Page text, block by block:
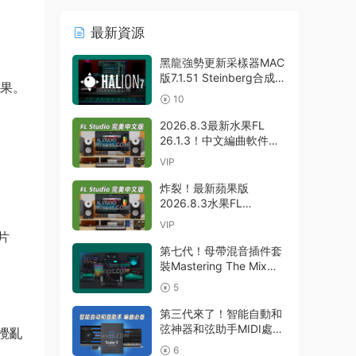
。
亂
最新資源
黑龍強勢更新采樣器MAC
版7.1.51 Steinberg合成器
Steinberg HALion
v7.1.51 MAC
10
2026.8.3最新水果FL
26.1.3！中文編曲軟件
Image-Line – FL Studio
Build 5570 All Plugins
WIN
VIP
炸裂！最新蘋果版
2026.8.3水果FL
26.1.3！中文編曲軟件
Producer Edition
v26.1.3.5336 (All
GUISEPPE MAC
VIP
第七代！母帶混音插件套
裝Mastering The Mix
Bundle v2026.7.21 U2B
MAC-MORiA
5
第三代來了！智能自動和
弦神器和弦助手MIDI處理
Plugin Boutique – Scaler
6